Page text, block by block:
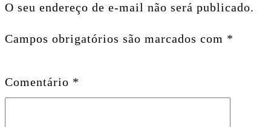
O seu endereço de e-mail não será publicado.
Campos obrigatórios são marcados com *
Comentário *